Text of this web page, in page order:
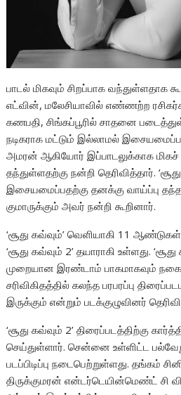
பாடல் மிகவும் சிறப்பாக வந்துள்ளதாக
எட்வின், மலேசியாவில் எண்ணற்ற
கணபதி, சிங்கப்பூரில் சாதனை
நடிகராக மட்டும் இல்லாமல்
அமரன் ஆகியோர் இப்பாடலுக்காக மிகச்
தந்துள்ளதற்கு நன்றி தெரிவித்தார்.
இசையமைப்பதற்கு தனக்கு வாய்ப்பு தந்த
குமாருக்கும் அவர் நன்றி கூறினார்.
‘சூது கவ்வும்’ வெளியாகி 11
‘சூது கவ்வும் 2’ தயாராகி உள்ளது.
முறையான இரண்டாம் பாகமாகவும்
சரிவிகிதத்தில் கலந்த பரபரப்பு
இருக்கும் என்றும் படக்குழுவினர்
‘சூது கவ்வும் 2’ திரைப்படத்திற்கு
செய்துள்ளார். சென்னை உள்ளிட்ட
படப்பிடிப்பு நடைபெற்றுள்ளது. தங்கம்
திருக்குமரன் என்டர்டெயின்மெண்ட் சி வி